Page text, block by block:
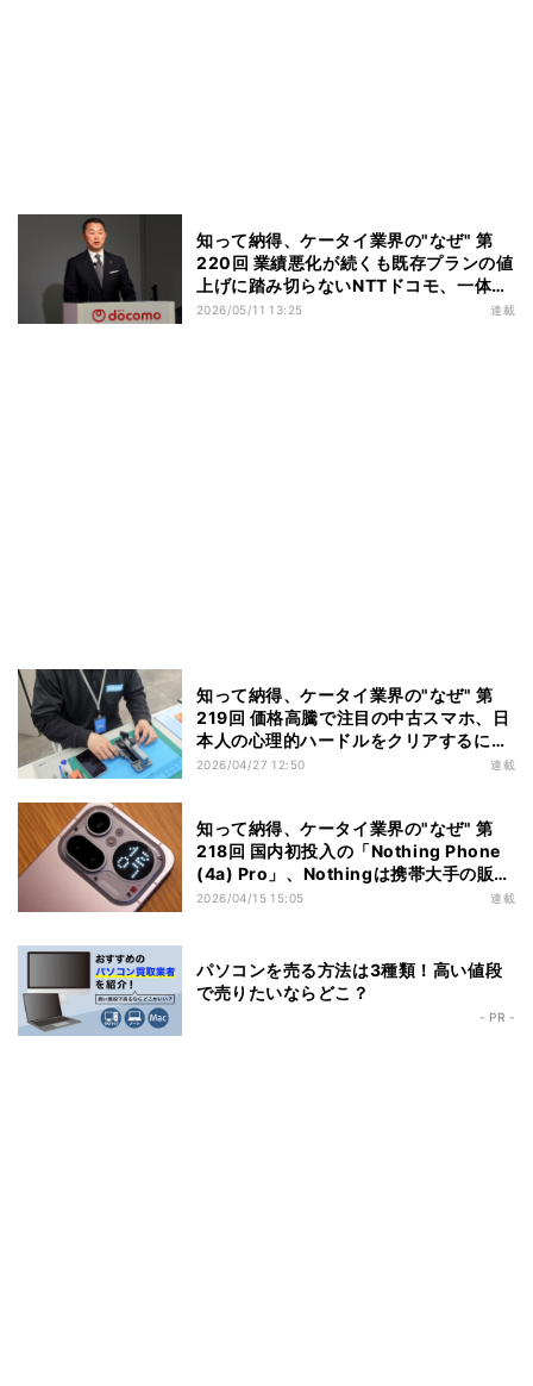
知って納得、ケータイ業界の"なぜ" 第
220回 業績悪化が続くも既存プランの値
上げに踏み切らないNTTドコモ、一体な
ぜなのか
2026/05/11 13:25 連載
知って納得、ケータイ業界の"なぜ" 第
219回 価格高騰で注目の中古スマホ、日
本人の心理的ハードルをクリアするには
何が必要か
2026/04/27 12:50 連載
知って納得、ケータイ業界の"なぜ" 第
218回 国内初投入の「Nothing Phone
(4a) Pro」、Nothingは携帯大手の販路
開拓に踏み切るか
2026/04/15 15:05 連載
パソコンを売る方法は3種類！高い値段
で売りたいならどこ？
- PR -